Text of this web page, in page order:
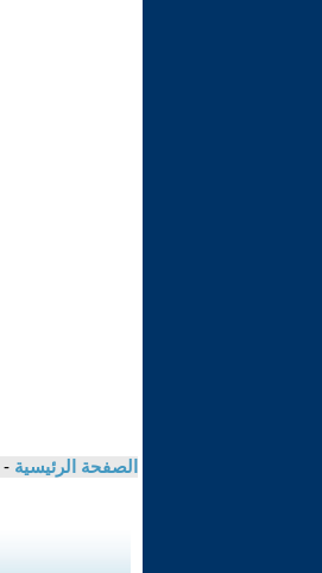
الصفحة الرئيسية -